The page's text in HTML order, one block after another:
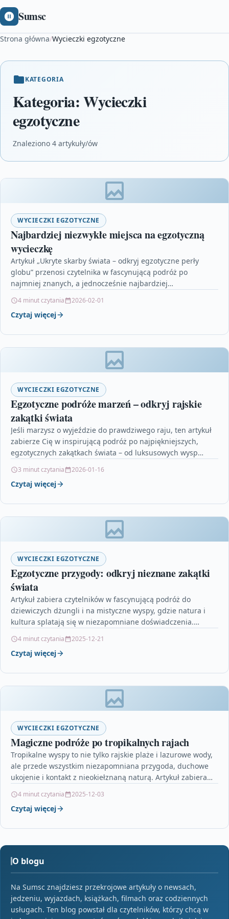
Sumsc
Strona główna/Wycieczki egzotyczne
KATEGORIA
Kategoria:Wycieczki
egzotyczne
Znaleziono 4 artykuły/ów
WYCIECZKI EGZOTYCZNE
Najbardziej niezwykłe miejsca na egzotyczną
wycieczkę
Artykuł „Ukryte skarby świata – odkryj egzotyczne perły
globu” przenosi czytelnika w fascynującą podróż po
najmniej znanych, a jednocześnie najbardziej
4 minut czytania 2026-02-01
Czytaj więcej
WYCIECZKI EGZOTYCZNE
Egzotyczne podróże marzeń – odkryj rajskie
zakątki świata
Jeśli marzysz o wyjeździe do prawdziwego raju, ten artykuł
zabierze Cię w inspirującą podróż po najpiękniejszych,
egzotycznych zakątkach świata – od luksusowych wysp
3 minut czytania 2026-01-16
Czytaj więcej
WYCIECZKI EGZOTYCZNE
Egzotyczne przygody: odkryj nieznane zakątki
świata
Artykuł zabiera czytelników w fascynującą podróż do
dziewiczych dżungli i na mistyczne wyspy, gdzie natura i
kultura splatają się w niezapomniane doświadczenia.
4 minut czytania 2025-12-21
Czytaj więcej
WYCIECZKI EGZOTYCZNE
Magiczne podróże po tropikalnych rajach
Tropikalne wyspy to nie tylko rajskie plaże i lazurowe wody,
ale przede wszystkim niezapomniana przygoda, duchowe
ukojenie i kontakt z nieokiełznaną naturą. Artykuł zabiera…
4 minut czytania 2025-12-03
Czytaj więcej
O blogu
Na Sumsc znajdziesz przekrojowe artykuły o newsach,
jedzeniu, wyjazdach, książkach, filmach oraz codziennych
usługach. Ten blog powstał dla czytelników, którzy chcą w